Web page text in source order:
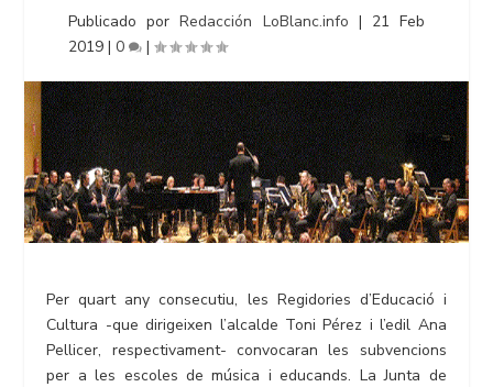
Publicado porRedacción LoBlanc.info | 21 Feb
2019 |0 |
Per quart any consecutiu, les Regidories d’Educació i
Cultura -que dirigeixen l’alcalde Toni Pérez i l’edil Ana
Pellicer, respectivament- convocaran les subvencions
per a les escoles de música i educands. La Junta de